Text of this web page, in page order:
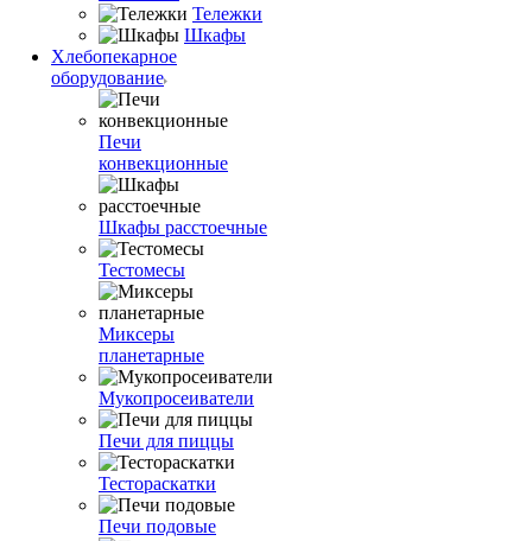
Тележки
Шкафы
Хлебопекарное
оборудование
Печи
конвекционные
Шкафы расстоечные
Тестомесы
Миксеры
планетарные
Мукопросеиватели
Печи для пиццы
Тестораскатки
Печи подовые